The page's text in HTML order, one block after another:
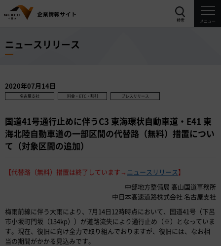
検索 メニュー
ニュースリリース
2020年07月14日
名古屋支社 料金・ETC・割引 プレスリリース
国道41号通行止めに伴うC3 東海環状自動車道・E41 東
海北陸自動車道の一部区間の代替路（無料）措置につい
て（対象区間の追加）
【代替路（無料）措置は終了しています→ ニュースリリース】
中部地方整備局 高山国道事務所
中日本高速道路株式会社 名古屋支社
梅雨前線に伴う大雨により、7月14日12時時点において、国道41号（下呂
市小坂町門坂（134kp））が道路流失により通行止め（※）となっていま
す。現在、復旧に向け全力で取り組んでおりますが、復旧には、なお相
当の期間がかかる見込みです。